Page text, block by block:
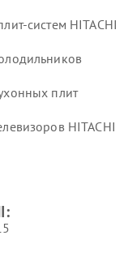
систем HITACHI
плит
HITACHI